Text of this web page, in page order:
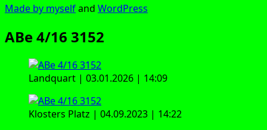
Made by mys­elfand Word­Press
ABe 4/16 3152
Land­quart | 03.01.2026 | 14:09
Klos­ters Platz | 04.09.2023 | 14:22